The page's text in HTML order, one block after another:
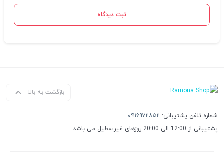
ثبت دیدگاه
بازگشت به بالا
شماره تلفن پشتیبانی: ۰۹۱۱۶۹۷۲۸۵۲
پشتیبانی از 12:00 الی 20:00 روزهای غیرتعطیل می باشد